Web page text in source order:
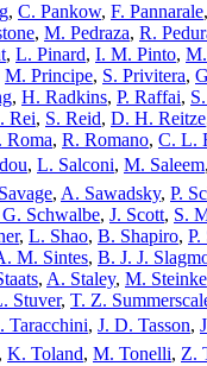
, C. Pankow, F. Pannarale,
, M. Pedraza, R.
, L. Pinard, I. M. Pinto,
M. Principe, S. Privitera,
, H. Radkins, P. Raffai,
Rei, S. Reid, D. H. Reitze
Roma, R. Romano, C. L.
, L. Salconi, M. Saleem,
, A. Sawadsky, P.
G. Schwalbe, J. Scott, S.
, L. Shao, B. Shapiro, P.
M. Sintes, B. J. J.
, A. Staley, M. Steinke
Stuver, T. Z.
Taracchini, J. D. Tasson,
K. Toland, M. Tonelli, Z.